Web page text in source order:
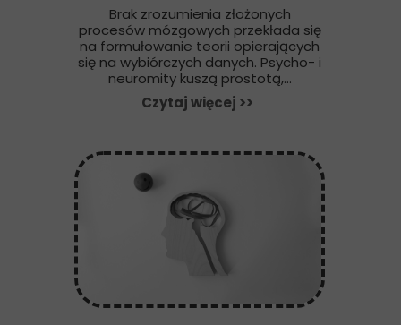
Brak zrozumienia złożonych
procesów mózgowych przekłada się
na formułowanie teorii opierających
się na wybiórczych danych. Psycho- i
neuromity kuszą prostotą,...
Czytaj więcej >>